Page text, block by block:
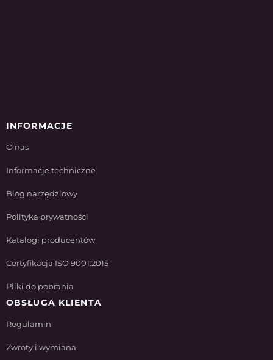
INFORMACJE
O nas
Informacje techniczne
Blog narzędziowy
Polityka prywatności
Katalogi producentów
Certyfikacja ISO 9001:2015
Pliki do pobrania
OBSŁUGA KLIENTA
Regulamin
Zwroty i wymiana